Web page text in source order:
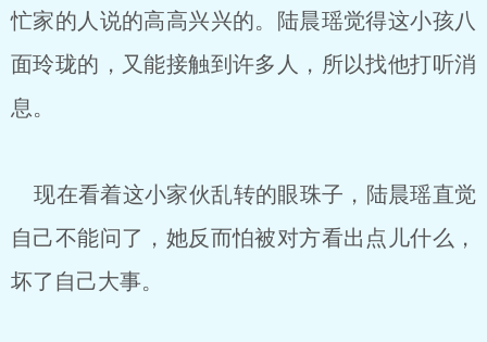
忙家的人说的高高兴兴的。陆晨瑶觉得这小孩八
面玲珑的，又能接触到许多人，所以找他打听消
息。
现在看着这小家伙乱转的眼珠子，陆晨瑶直觉
自己不能问了，她反而怕被对方看出点儿什么，
坏了自己大事。